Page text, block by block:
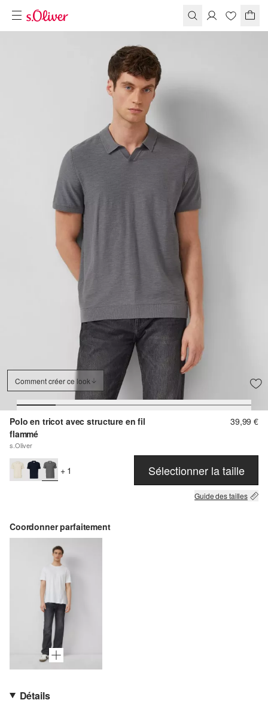
Comment créer ce look
Polo en tricot avec structure en fil
flammé
s.Oliver
39,99 €
+ 1 Sélectionner la taille
Guide des tailles
Coordonner parfaitement
Détails